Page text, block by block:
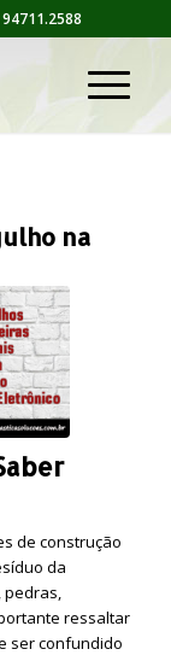
na
de construção
da
pedras,
ressaltar
ser confundido